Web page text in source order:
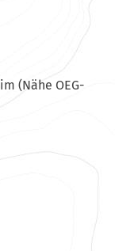
(Nähe OEG-